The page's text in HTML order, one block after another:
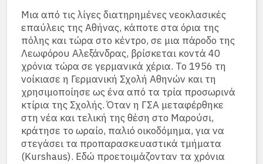
Μια από τις λίγες διατηρημένες νεοκλασικές
επαύλεις της Αθήνας, κάποτε στα όρια της
πόλης και τώρα στο κέντρο, σε μια πάροδο της
Λεωφόρου Αλεξάνδρας, βρίσκεται κοντά 40
χρόνια τώρα σε γερμανικά χέρια. Το 1956 τη
νοίκιασε η Γερμανική Σχολή Αθηνών και τη
χρησιμοποίησε ως ένα από τα τρία προσωρινά
κτίρια της Σχολής. Όταν η ΓΣΑ μεταφέρθηκε
στη νέα και τελική της θέση στο Μαρούσι,
κράτησε το ωραίο, παλιό οικοδόμημα, για να
στεγάσει τα προπαρασκευαστικά τμήματα
(Kurshaus). Εδώ προετοιμάζονταν τα χρόνια